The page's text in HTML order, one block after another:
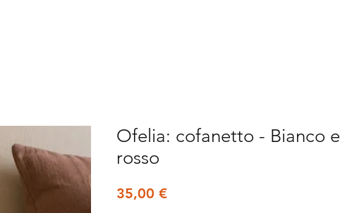
Ofelia: cofanetto - Bianco e
rosso
35,00 €Prezzo